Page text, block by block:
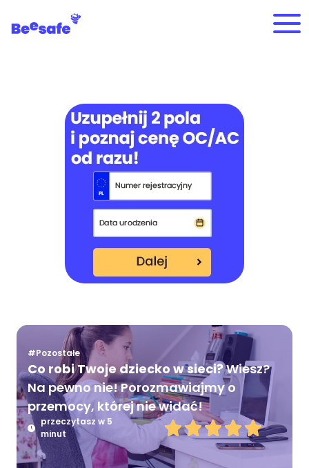
#Pozostałe
Co robi Twoje dziecko w sieci?Wiesz?
Na pewno nie! Porozmawiajmy o
przemocy, której nie widać!
przeczytasz w 5
minut